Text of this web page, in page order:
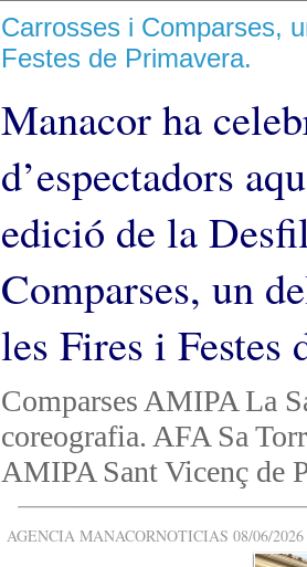
Carrosses i Comparses,
Festes de Primavera.
Manacor ha
d’espectadors
edició de la
Comparses, un
les Fires i Festes
Comparses AMIPA La
coreografia. AFA Sa
AMIPA Sant Vicenç de
AGENCIA MANACORNOTICIAS 08/06/